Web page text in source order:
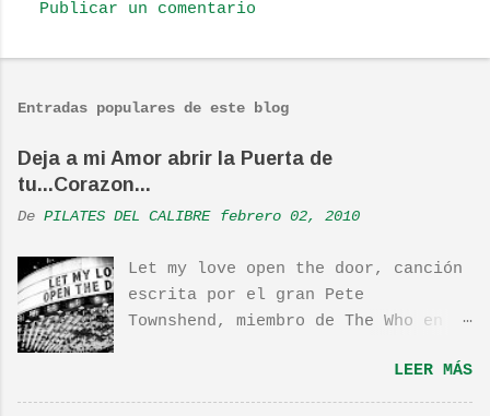
o
n
t
a
i
o
s
Publicar un comentario
Entradas populares de este blog
Deja a mi Amor abrir la Puerta de
tu...Corazon...
De PILATES DEL CALIBRE febrero 02, 2010
Let my love open the door, canción
escrita por el gran Pete
Townshend, miembro de The Who en
Glass, del mismo año, y que llego
a estar en el top 10. La cancion
LEER MÁS